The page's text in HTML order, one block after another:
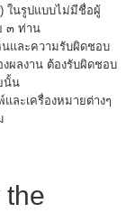
ในรูปแบบไม่มีชื่อผู้
๓ ท่าน
และความรับผิดชอบ
งผลงาน ต้องรับผิดชอบ
นั้น
ละเครื่องหมายต่างๆ
the